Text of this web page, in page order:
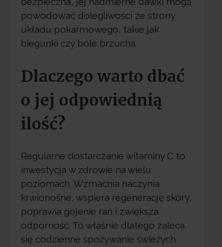
powodować dolegliwości ze strony
układu pokarmowego, takie jak
biegunki czy bóle brzucha.
Dlaczego warto dbać
o jej odpowiednią
ilość?
Regularne dostarczanie witaminy C to
inwestycja w zdrowie na wielu
poziomach. Wzmacnia naczynia
krwionośne, wspiera regenerację skóry,
poprawia gojenie ran i zwiększa
odporność. To właśnie dlatego zaleca
się codzienne spożywanie świeżych